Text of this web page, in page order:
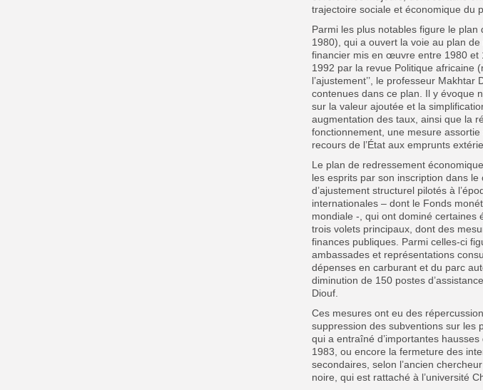
trajectoire sociale et économique du
Parmi les plus notables figure le
1980), qui a ouvert la voie au plan
financier mis en œuvre entre 1980 et
1992 par la revue Politique africaine
l’ajustement’’, le professeur
contenues dans ce plan. Il y évoque
sur la valeur ajoutée et la
augmentation des taux, ainsi que la
fonctionnement, une mesure
recours de l’État aux emprunts
Le plan de redressement
les esprits par son inscription dans
d’ajustement structurel pilotés à
internationales – dont le Fonds
mondiale -, qui ont dominé certaines
trois volets principaux, dont des
finances publiques. Parmi celles-ci
ambassades et représentations
dépenses en carburant et du parc
diminution de 150 postes
Diouf.
Ces mesures ont eu des
suppression des subventions sur les
qui a entraîné d’importantes
1983, ou encore la fermeture des
secondaires, selon l’ancien
noire, qui est rattaché à l’université